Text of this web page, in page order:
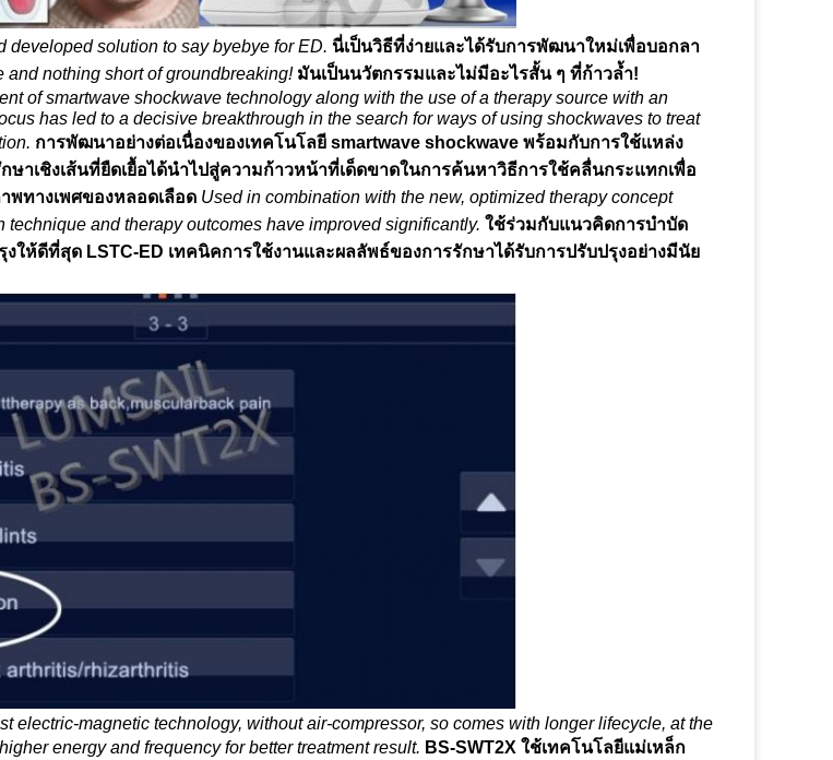
developed solution to say byebye for ED. นี่เป็นวิธีที่ง่ายและได้รับการพัฒนาใหม่เพื่อบอกลา
and nothing short of groundbreaking! มันเป็นนวัตกรรมและไม่มีอะไรสั้น ๆ ที่ก้าวล้ำ!
of smartwave shockwave technology along with the use of a therapy source with an
has led to a decisive breakthrough in the search for ways of using shockwaves to treat
การพัฒนาอย่างต่อเนื่องของเทคโนโลยี smartwave shockwave พร้อมกับการใช้แหล่ง
ษาเชิงเส้นที่ยืดเยื้อได้นำไปสู่ความก้าวหน้าที่เด็ดขาดในการค้นหาวิธีการใช้คลื่นกระแทกเพื่อ
ทางเพศของหลอดเลือด Used in combination with the new, optimized therapy concept
technique and therapy outcomes have improved significantly. ใช้ร่วมกับแนวคิดการบำบัด
ให้ดีที่สุด LSTC-ED เทคนิคการใช้งานและผลลัพธ์ของการรักษาได้รับการปรับปรุงอย่างมีนัย
electric-magnetic technology, without air-compressor, so comes with longer lifecycle, at the
energy and frequency for better treatment result. BS-SWT2X ใช้เทคโนโลยีแม่เหล็ก